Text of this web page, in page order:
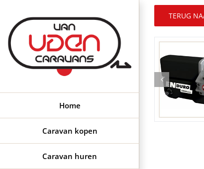
inhoud
Home
Caravan kopen
Caravan huren
TERUG